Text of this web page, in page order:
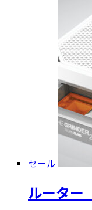
セール
ルーター